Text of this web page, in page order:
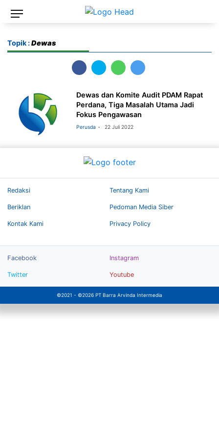
Topik :Dewas
Dewas dan Komite Audit PDAM Rapat
Perdana, Tiga Masalah Utama Jadi
Fokus Pengawasan
Perusda 22 Juli 2022
Redaksi Tentang Kami
Beriklan Pedoman Media Siber
Kontak Kami Privacy Policy
Facebook Instagram
Twitter Youtube
©2021 - ©2026 PT Barra Arvinda Intermedia